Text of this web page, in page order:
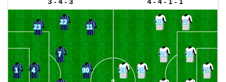
1
23
4
22
7
11
90 17
2
12
30
34
10
21